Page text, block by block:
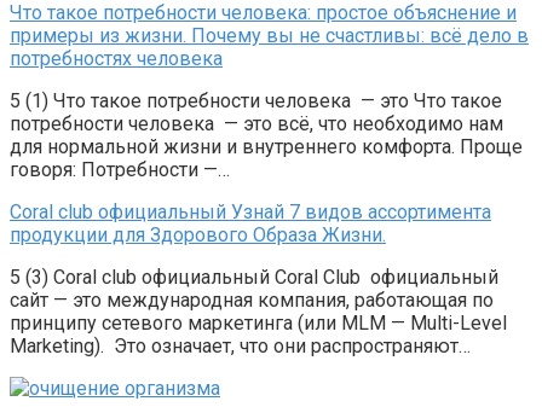
Что такое потребности человека: простое объяснение и
примеры из жизни. Почему вы не счастливы: всё дело в
потребностях человека
5 (1) Что такое потребности человека — это Что такое
потребности человека — это всё, что необходимо нам
для нормальной жизни и внутреннего комфорта. Проще
говоря: Потребности —…
Coral club официальный Узнай 7 видов ассортимента
продукции для Здорового Образа Жизни.
5 (3) Coral club официальный Coral Club официальный
сайт — это международная компания, работающая по
принципу сетевого маркетинга (или MLM — Multi-Level
Marketing). Это означает, что они распространяют…